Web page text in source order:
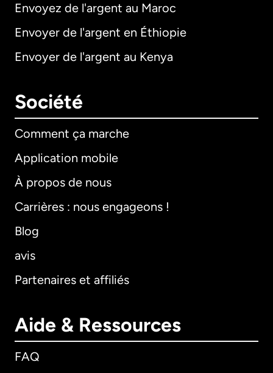
Envoyez de l'argent au Maroc
Envoyer de l'argent en Éthiopie
Envoyer de l'argent au Kenya
Société
Comment ça marche
Application mobile
À propos de nous
Carrières : nous engageons !
Blog
avis
Partenaires et affiliés
Aide & Ressources
FAQ